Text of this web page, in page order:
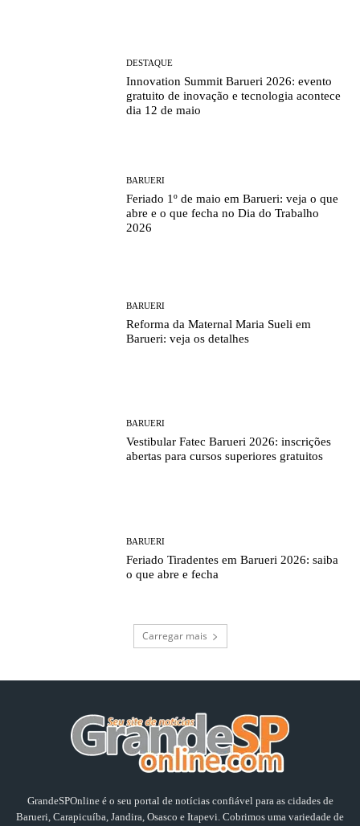
DESTAQUE
Innovation Summit Barueri 2026: evento
gratuito de inovação e tecnologia acontece
dia 12 de maio
BARUERI
Feriado 1º de maio em Barueri: veja o que
abre e o que fecha no Dia do Trabalho
2026
BARUERI
Reforma da Maternal Maria Sueli em
Barueri: veja os detalhes
BARUERI
Vestibular Fatec Barueri 2026: inscrições
abertas para cursos superiores gratuitos
BARUERI
Feriado Tiradentes em Barueri 2026: saiba
o que abre e fecha
Carregar mais
GrandeSPOnline é o seu portal de notícias confiável para as cidades de
Barueri, Carapicuíba, Jandira, Osasco e Itapevi. Cobrimos uma variedade de